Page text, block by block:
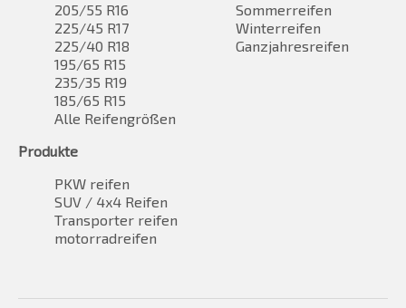
205/55 R16
225/45 R17
225/40 R18
195/65 R15
235/35 R19
185/65 R15
Alle Reifengrößen
Sommerreifen
Winterreifen
Ganzjahresreifen
Produkte
PKW reifen
SUV / 4x4 Reifen
Transporter reifen
motorradreifen